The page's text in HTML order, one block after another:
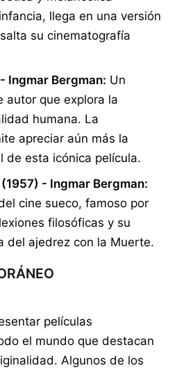
llega en una versión
su cinematografía
Ingmar Bergman: Un
autor que explora la
humana. La
apreciar aún más la
de esta icónica película.
- Ingmar Bergman:
cine sueco, famoso por
filosóficas y su
del ajedrez con la Muerte.
películas
el mundo que destacan
Algunos de los